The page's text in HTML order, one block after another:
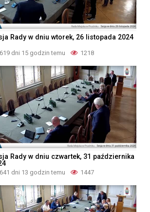
Rady w dniu wtorek, 26 listopada 2024
619 dni 15 godzin temu 1218
Rady w dniu czwartek, 31 października
641 dni 13 godzin temu 1447